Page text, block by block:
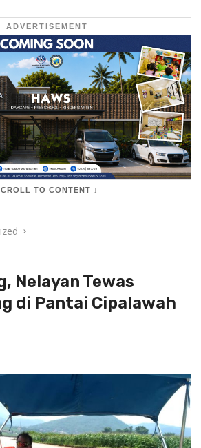
ADVERTISEMENT
TO CONTENT ↓
Nelayan Tewas
di Pantai Cipalawah